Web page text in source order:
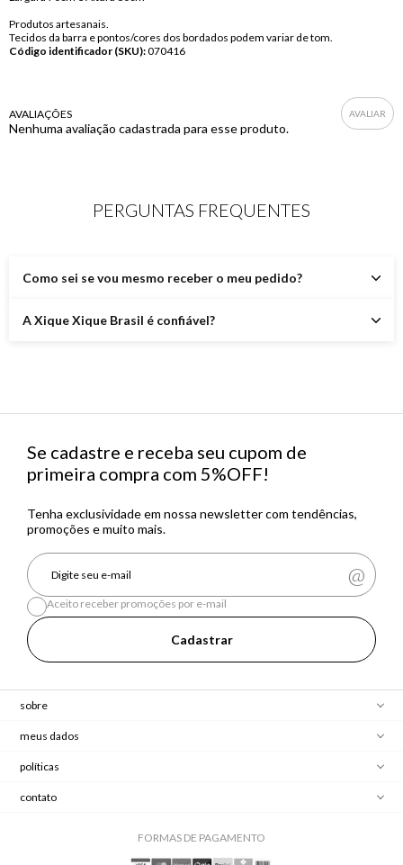
Código identificador (SKU):070416
Produtos artesanais.
Tecidos da barra e pontos/cores dos bordados podem variar de tom.
AVALIAÇÕES
Nenhuma avaliação cadastrada para esse produto.
PERGUNTAS FREQUENTES
Como sei se vou mesmo receber o meu pedido?
A Xique Xique Brasil é confiável?
Se cadastre e receba seu cupom de
primeira compra com 5%OFF!
Tenha exclusividade em nossa newsletter com tendências,
promoções e muito mais.
Cadastrar
Aceito receber promoções por e-mail
sobre
meus dados
políticas
contato
FORMAS DE PAGAMENTO